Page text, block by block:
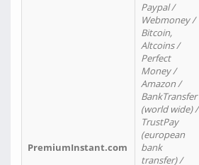
PremiumInstant.com
Paypal /
Webmoney /
Bitcoin,
Altcoins /
Perfect
Money /
Amazon /
BankTransfer
(world wide) /
TrustPay
(european
bank
transfer) /